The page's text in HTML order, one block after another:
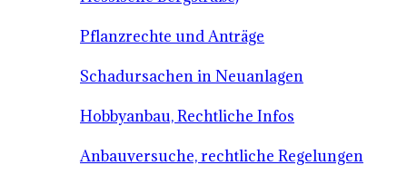
Pflanzrechte und Anträge
Schadursachen in Neuanlagen
Hobbyanbau, Rechtliche Infos
Anbauversuche, rechtliche Regelungen